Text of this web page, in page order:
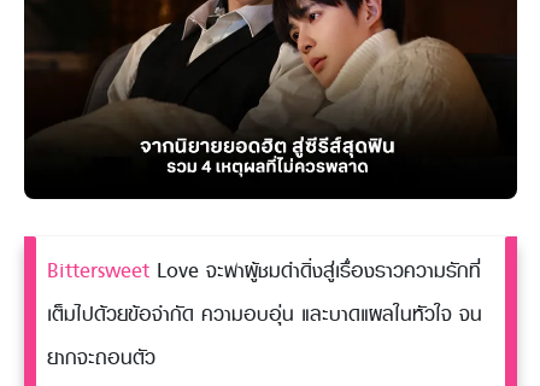
Bittersweet Love จะพาผู้ชมดำดิ่งสู่เรื่องราวความรักที่
เต็มไปด้วยข้อจำกัด ความอบอุ่น และบาดแผลในหัวใจ จน
ยากจะถอนตัว